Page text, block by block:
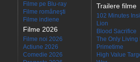
Filme pe Blu-ray
Filme româneşti
Filme indiene
Filme 2026
Filme noi 2026
Actiune 2026
Comedie 2026
Trailere filme
102 Minutes
Lion
Blood Sacrifice
The Only Living
Primetime
High Value